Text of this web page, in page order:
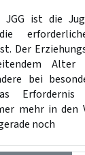
ist die
Der
Alter
bei
Erfordernis
mehr in den
noch